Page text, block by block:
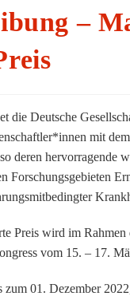
–
die Deutsche
mit
deren hervorragende
Forschungsgebieten
Preis wird im Rahmen
vom 15. – 17.
zum 01. Dezember